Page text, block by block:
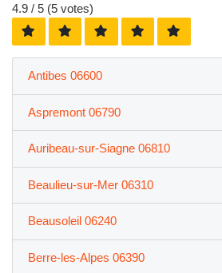
4.9 / 5 (5 votes)
Antibes 06600
Aspremont 06790
Auribeau-sur-Siagne 06810
Beaulieu-sur-Mer 06310
Beausoleil 06240
Berre-les-Alpes 06390